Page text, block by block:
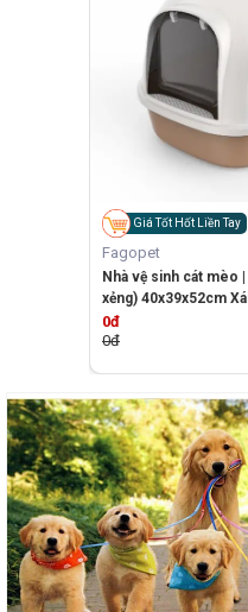
Giá Tốt Hốt Liền Tay
Fagopet
Nhà vệ sinh cát mèo
xẻng) 40x39x52cm
0đ
0đ